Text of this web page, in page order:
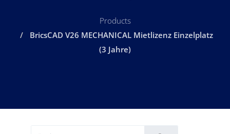
Products
BricsCAD V26 MECHANICAL Mietlizenz Einzelplatz
(3 Jahre)